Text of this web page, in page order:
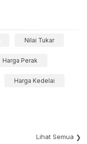
Nilai Tukar
Harga Perak
Harga Kedelai
Lihat Semua